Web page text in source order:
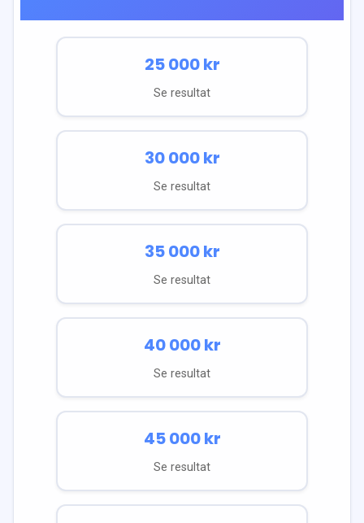
25 000kr
Se resultat
30 000kr
Se resultat
35 000kr
Se resultat
40 000kr
Se resultat
45 000kr
Se resultat